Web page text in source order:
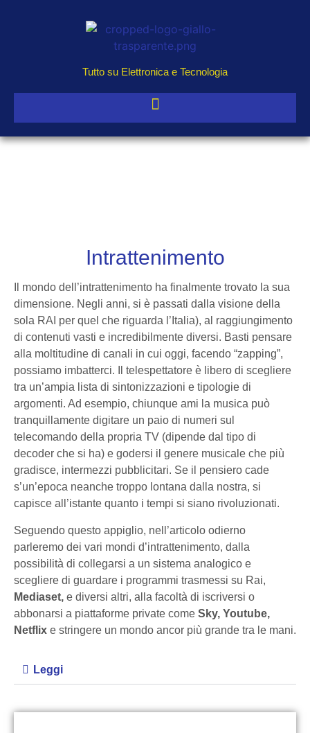
Tutto su Elettronica e Tecnologia
Intrattenimento
Il mondo dell’intrattenimento ha finalmente trovato la sua
dimensione. Negli anni, si è passati dalla visione della
sola RAI per quel che riguarda l’Italia), al raggiungimento
di contenuti vasti e incredibilmente diversi. Basti pensare
alla moltitudine di canali in cui oggi, facendo “zapping”,
possiamo imbatterci. Il telespettatore è libero di scegliere
tra un’ampia lista di sintonizzazioni e tipologie di
argomenti. Ad esempio, chiunque ami la musica può
tranquillamente digitare un paio di numeri sul
telecomando della propria TV (dipende dal tipo di
decoder che si ha) e godersi il genere musicale che più
gradisce, intermezzi pubblicitari. Se il pensiero cade
s’un’epoca neanche troppo lontana dalla nostra, si
capisce all’istante quanto i tempi si siano rivoluzionati.
Seguendo questo appiglio, nell’articolo odierno
parleremo dei vari mondi d’intrattenimento, dalla
possibilità di collegarsi a un sistema analogico e
scegliere di guardare i programmi trasmessi su Rai,
Mediaset, e diversi altri, alla facoltà di iscriversi o
abbonarsi a piattaforme private come Sky, Youtube,
Netflix e stringere un mondo ancor più grande tra le mani.
Leggi